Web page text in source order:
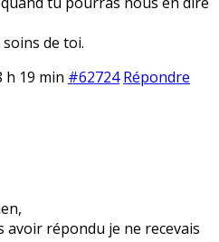
de toi.
h 19 min #62724 Répondre
avoir répondu je ne recevais